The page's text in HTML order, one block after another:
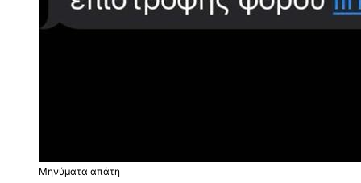
Μηνύματα απάτη